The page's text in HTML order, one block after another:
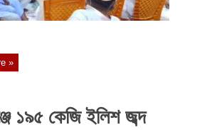
»
১৯৫ কেজি ইলিশ জব্দ